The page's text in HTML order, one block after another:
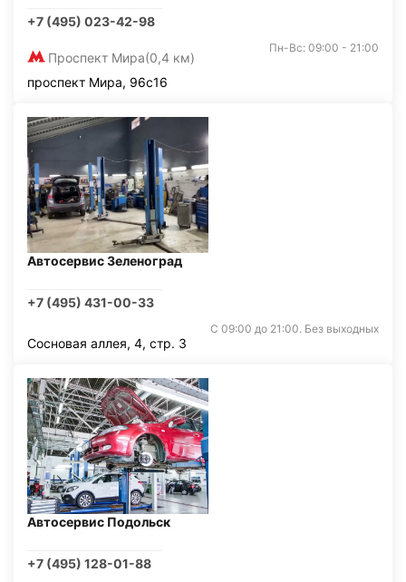
+7 (495) 023-42-98
Проспект Мира(0,4 км)
Пн-Вс: 09:00 - 21:00
проспект Мира, 96с16
Автосервис Зеленоград
+7 (495) 431-00-33
С 09:00 до 21:00. Без выходных
Сосновая аллея, 4, стр. 3
Автосервис Подольск
+7 (495) 128-01-88